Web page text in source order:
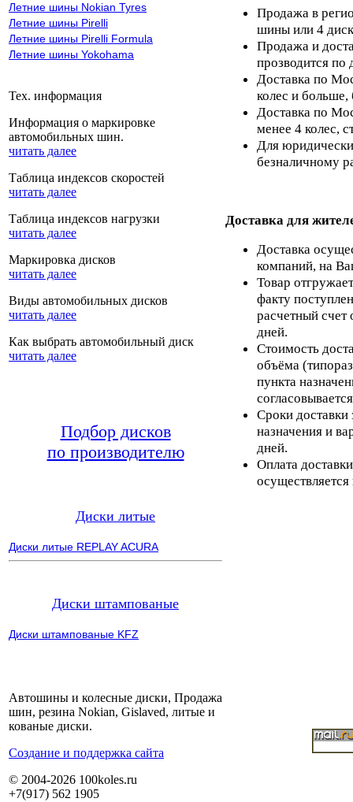
Летние шины Nokian Tyres
Летние шины Pirelli
Летние шины Pirelli Formula
Летние шины Yokohama
Тех. информация
Информация о маркировке
автомобильных шин.
читать далее
Таблица индексов скоростей
читать далее
Таблица индексов нагрузки
читать далее
Маркировка дисков
читать далее
Виды автомобильных дисков
читать далее
Как выбрать автомобильный диск
читать далее
Подбор дисков
по производителю
Диски литые
Диски литые REPLAY ACURA
Диски штампованые
Диски штампованые KFZ
Продажа в
шины или 4
Продажа и
прозводится по
Доставка по
колес и больше,
Доставка по
менее 4 колес,
Для
безналичному
Доставка для
Доставка
компаний, на
Товар
факту
расчетный счет
дней.
Стоимость
объёма
пункта
Сроки доставки
назначения и
дней.
Оплата
Автошины и колесные диски, Продажа
шин, резина Nokian, Gislaved, литые и
кованые диски.
Cоздание и поддержка сайта
© 2004-2026 100koles.ru
+7(917) 562 1905